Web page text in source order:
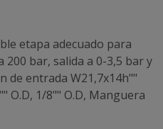
etapa adecuado para
200 bar, salida a 0-3,5 bar y
de entrada W21,7x14h""
O.D, 1/8"" O.D, Manguera